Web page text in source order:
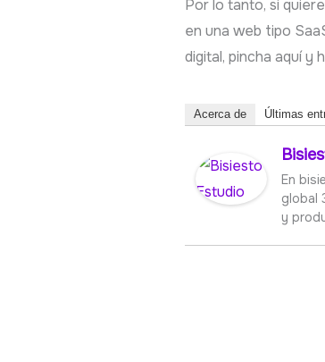
Por lo tanto, si
en una web tipo
digital, pincha aquí y
Acerca de Últimas
En
global
y